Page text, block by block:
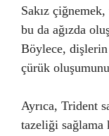
Sakız çiğnemek,
bu da ağızda
Böylece, dişlerin
çürük
Ayrıca, Trident
tazeliği sağlama